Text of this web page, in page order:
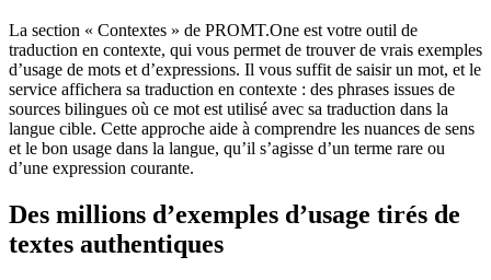
La section « Contextes » de PROMT.One est votre outil de
traduction en contexte, qui vous permet de trouver de vrais exemples
d’usage de mots et d’expressions. Il vous suffit de saisir un mot, et le
service affichera sa traduction en contexte : des phrases issues de
sources bilingues où ce mot est utilisé avec sa traduction dans la
langue cible. Cette approche aide à comprendre les nuances de sens
et le bon usage dans la langue, qu’il s’agisse d’un terme rare ou
d’une expression courante.
Des millions d’exemples d’usage tirés de
textes authentiques